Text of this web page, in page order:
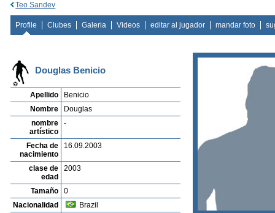
Teo Sandev
Profile Clubes Galeria Videos editar al jugador mandar foto
Douglas Benicio
Apellido
Benicio
Nombre
Douglas
nombre
artístico
-
Fecha de
nacimiento
16.09.2003
clase de
edad
2003
Tamaño
0
Nacionalidad
Brazil